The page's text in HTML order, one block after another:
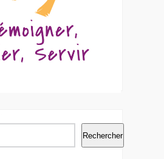
Rechercher